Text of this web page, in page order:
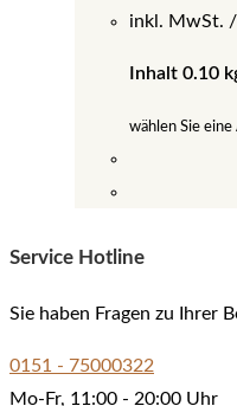
inkl. MwSt.
Inhalt 0.10
wählen Sie
weist
Varianten
auf.
Die
Service Hotline
Sie haben Fragen zu Ihrer
0151 - 75000322
Mo-Fr, 11:00 - 20:00 Uhr